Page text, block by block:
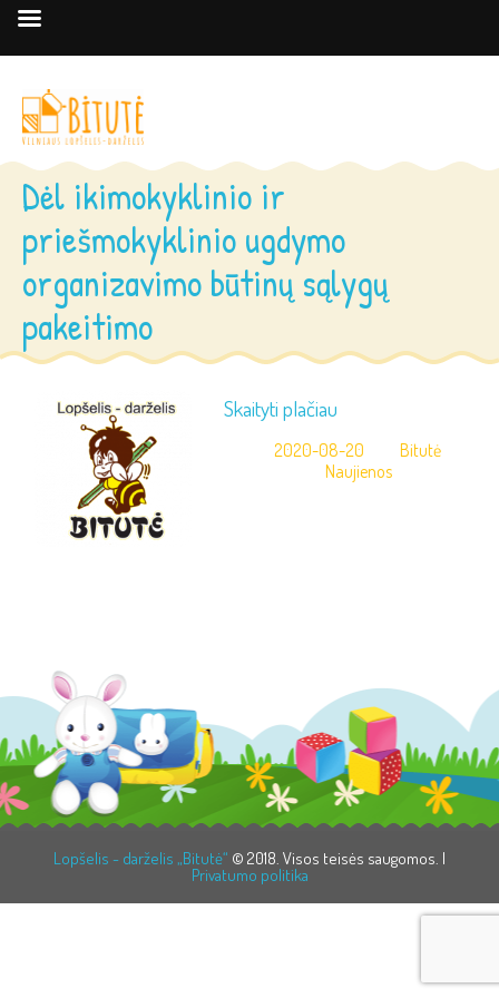
Dėl ikimokyklinio ir
priešmokyklinio ugdymo
organizavimo būtinų sąlygų
pakeitimo
Skaityti plačiau
2020-08-20
Bitutė
Naujienos
Lopšelis - darželis „Bitutė“ © 2018. Visos teisės saugomos. |
Privatumo politika